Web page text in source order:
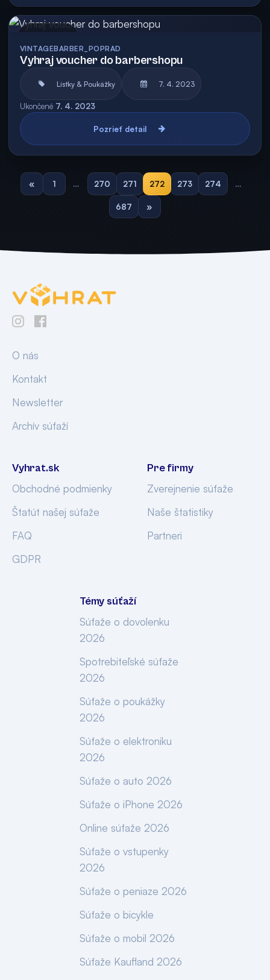
VINTAGEBARBER_POPRAD
Vyhraj voucher do barbershopu
Lístky & Poukážky 7. 4. 2023
Ukončené 7. 4. 2023
Pozrieť detail
« 1 … 270 271 272 273 274 …
687 »
O nás
Kontakt
Newsletter
Archív súťaží
Vyhrat.sk
Obchodné podmienky
Štatút našej súťaže
FAQ
GDPR
Pre firmy
Zverejnenie súťaže
Naše štatistiky
Partneri
Témy súťaží
Súťaže o dovolenku
2026
Spotrebiteľské súťaže
2026
Súťaže o poukážky
2026
Súťaže o elektroniku
2026
Súťaže o auto 2026
Súťaže o iPhone 2026
Online súťaže 2026
Súťaže o vstupenky
2026
Súťaže o peniaze 2026
Súťaže o bicykle
Súťaže o mobil 2026
Súťaže Kaufland 2026